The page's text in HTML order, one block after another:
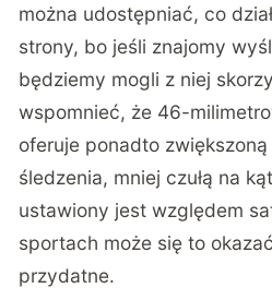
można udostępniać, co
strony, bo jeśli znajomy
będziemy mogli z niej
wspomnieć, że 46-
oferuje ponadto
śledzenia, mniej czułą na
ustawiony jest względem
sportach może się to
przydatne.